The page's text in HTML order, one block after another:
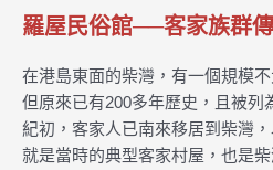
羅屋民俗館──客家族群
在港島東面的柴灣，有一個規模
但原來已有200多年歷史，且被列
紀初，客家人已南來移居到柴灣
就是當時的典型客家村屋，也是